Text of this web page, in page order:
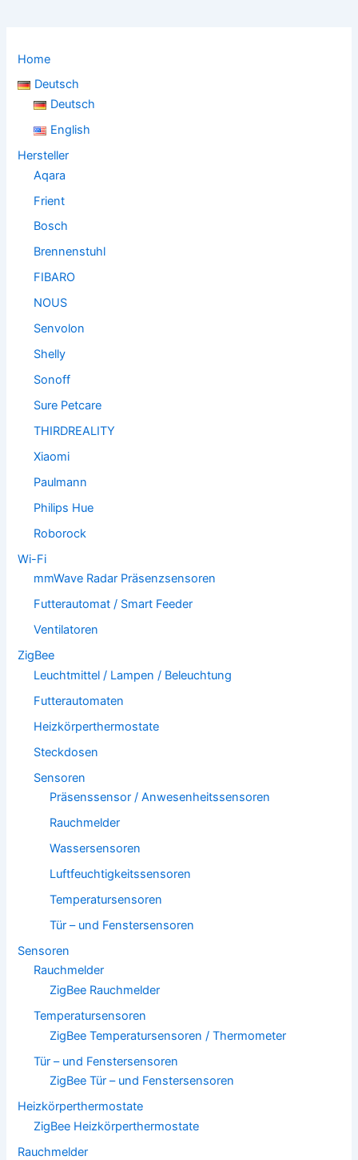
Home
Deutsch
Deutsch
English
Hersteller
Aqara
Frient
Bosch
Brennenstuhl
FIBARO
NOUS
Senvolon
Shelly
Sonoff
Sure Petcare
THIRDREALITY
Xiaomi
Paulmann
Philips Hue
Roborock
Wi-Fi
mmWave Radar Präsenzsensoren
Futterautomat / Smart Feeder
Ventilatoren
ZigBee
Leuchtmittel / Lampen / Beleuchtung
Futterautomaten
Heizkörperthermostate
Steckdosen
Sensoren
Präsenssensor / Anwesenheitssensoren
Rauchmelder
Wassersensoren
Luftfeuchtigkeitssensoren
Temperatursensoren
Tür – und Fenstersensoren
Sensoren
Rauchmelder
ZigBee Rauchmelder
Temperatursensoren
ZigBee Temperatursensoren / Thermometer
Tür – und Fenstersensoren
ZigBee Tür – und Fenstersensoren
Heizkörperthermostate
ZigBee Heizkörperthermostate
Rauchmelder